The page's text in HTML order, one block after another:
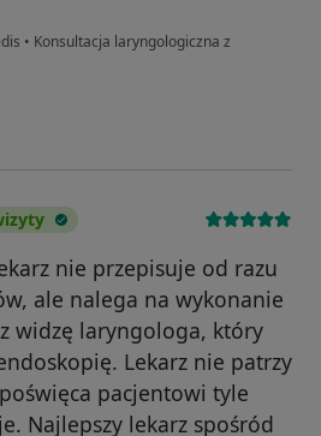
• Konsultacja laryngologiczna z
nie przepisuje od razu
ale nalega na wykonanie
widzę laryngologa, który
Lekarz nie patrzy
pacjentowi tyle
Najlepszy lekarz spośród